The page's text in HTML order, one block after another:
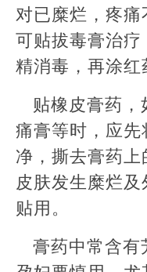
对已糜烂，疼痛
可贴拔毒膏治
精消毒，再涂红
贴橡皮膏药
痛膏等时，应
净，撕去膏药
皮肤发生糜烂
贴用。
膏药中常含